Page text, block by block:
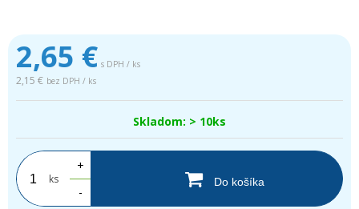
2,65 € s DPH / ks
2,15 € bez DPH / ks
Skladom: > 10ks
ks
+
-
Do košíka